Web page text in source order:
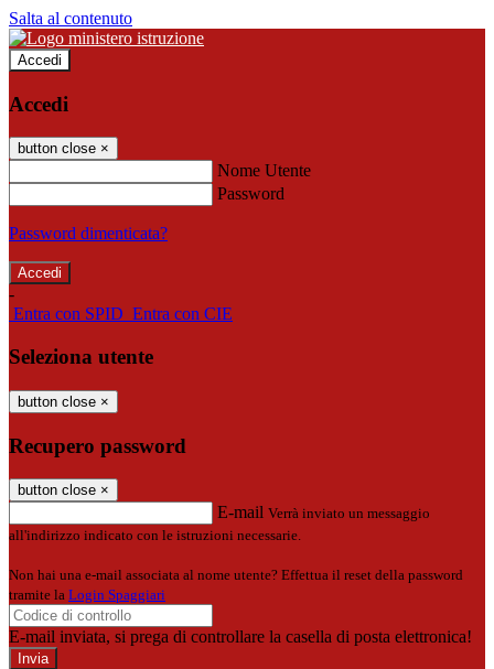
Salta al contenuto
Accedi
Accedi
button close ×
Nome Utente
Password
Password dimenticata?
-
Entra con SPID Entra con CIE
Seleziona utente
button close ×
Recupero password
button close ×
E-mail Verrà inviato un messaggio
all'indirizzo indicato con le istruzioni necessarie.
Non hai una e-mail associata al nome utente? Effettua il reset della password
tramite la Login Spaggiari
E-mail inviata, si prega di controllare la casella di posta elettronica!